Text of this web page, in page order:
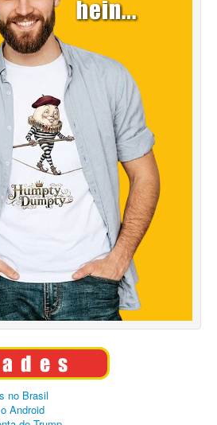
no Brasil
Android